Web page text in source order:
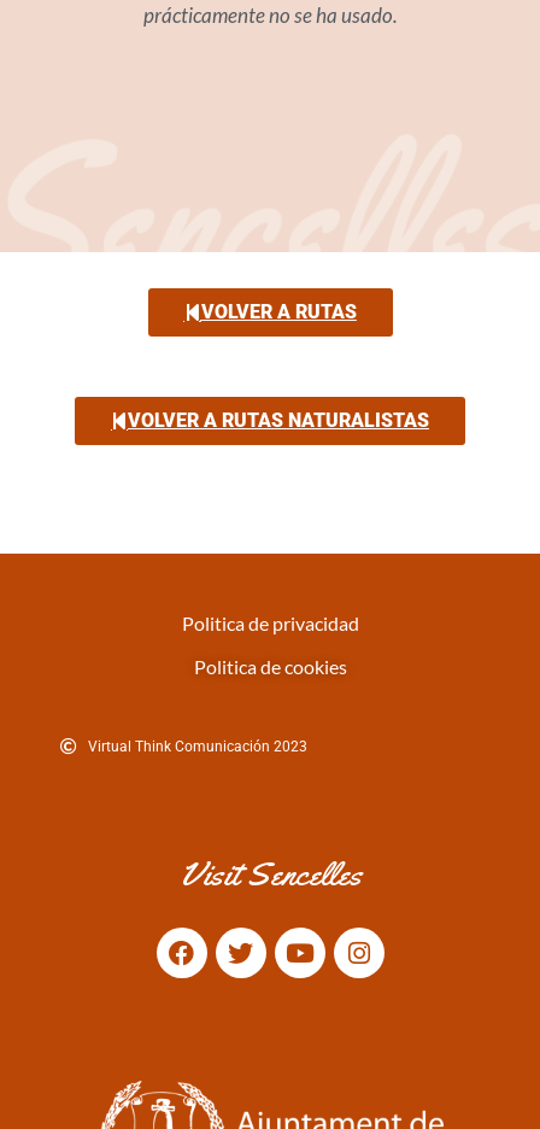
prácticamente no se ha usado.
VOLVER A RUTAS
VOLVER A RUTAS NATURALISTAS
Politica de privacidad
Politica de cookies
Virtual Think Comunicación 2023
Visit Sencelles